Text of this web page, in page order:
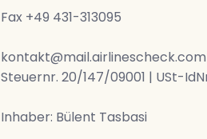
Fax +49 431-313095
Steuernr. 20/147/09001 | USt-
Inhaber: Bülent Tasbasi